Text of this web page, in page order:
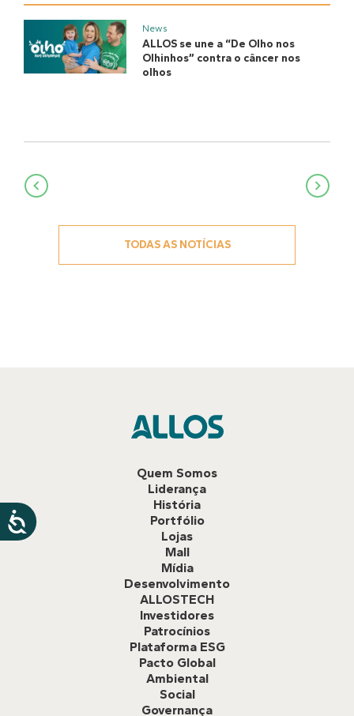
News
ALLOS se une a “De Olho nos
Olhinhos” contra o câncer nos
olhos
Navegação
Post
TODAS AS NOTÍCIAS
Quem Somos
Liderança
História
Portfólio
Lojas
Mall
Mídia
Desenvolvimento
ALLOSTECH
Investidores
Patrocínios
Plataforma ESG
Pacto Global
Ambiental
Social
Governança